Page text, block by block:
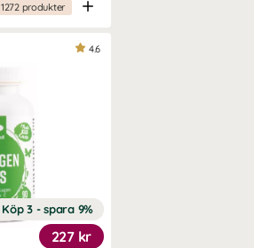
1272produkter
Köp 3 - spara 9%
227 kr
4.6